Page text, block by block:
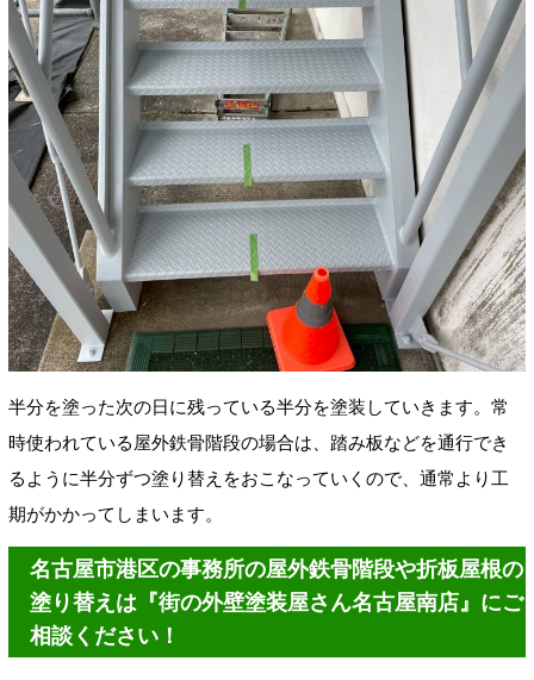
半分を塗った次の日に残っている半分を塗装していきます。常
時使われている屋外鉄骨階段の場合は、踏み板などを通行でき
るように半分ずつ塗り替えをおこなっていくので、通常より工
期がかかってしまいます。
名古屋市港区の事務所の屋外鉄骨階段や折板屋根の
塗り替えは『街の外壁塗装屋さん名古屋南店』にご
相談ください！